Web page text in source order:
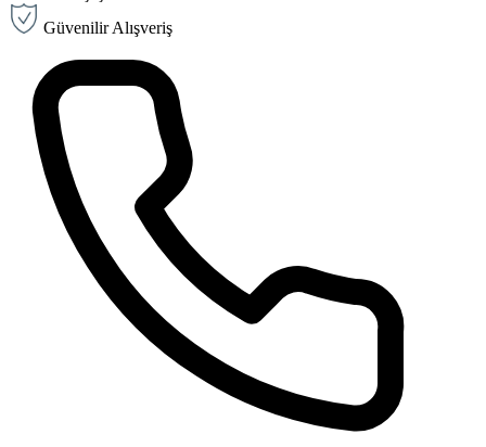
Güvenilir Alışveriş